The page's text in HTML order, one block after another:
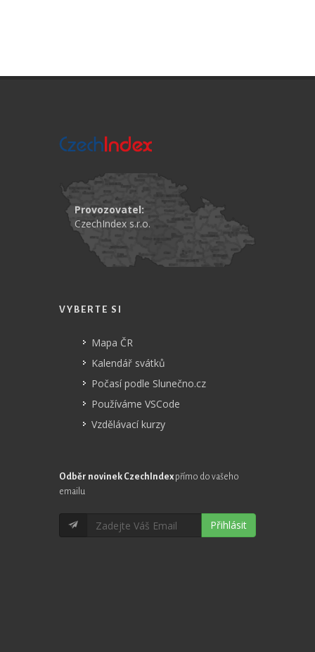
Provozovatel:
CzechIndex s.r.o.
VYBERTE SI
Mapa ČR
Kalendář svátků
Počasí podle Slunečno.cz
Používáme VSCode
Vzdělávací kurzy
Odběr novinek CzechIndex přímo do vašeho
emailu
Přihlásit